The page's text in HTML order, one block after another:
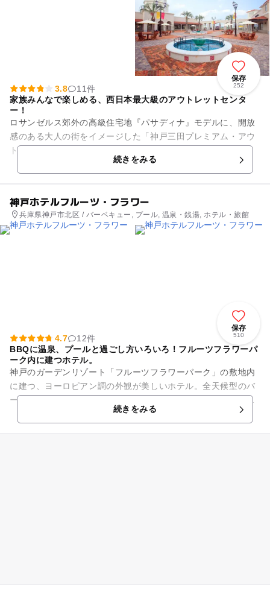
保存
252
3.8
11件
家族みんなで楽しめる、西日本最大級のアウトレットセンタ
ー！
ロサンゼルス郊外の高級住宅地『パサディナ』モデルに、開放
感のある大人の街をイメージした「神戸三田プレミアム・アウ
トレット」は高級ブランドから飲食店まで約210のショップが
揃った、西日本最大の店舗...続きをみる
神戸ホテルフルーツ・フラワー
兵庫県神戸市北区 / バーベキュー, プール, 温泉・銭湯, ホテル・旅館
保存
510
4.7
12件
BBQに温泉、プールと過ごし方いろいろ！フルーツフラワーパ
ーク内に建つホテル。
神戸のガーデンリゾート「フルーツフラワーパーク」の敷地内
に建つ、ヨーロピアン調の外観が美しいホテル。全天候型のバ
ーベキュー、源泉かけ流しの温泉、夏季にはプールと施設が充
実し、楽しく過ごせるファミ...続きをみる